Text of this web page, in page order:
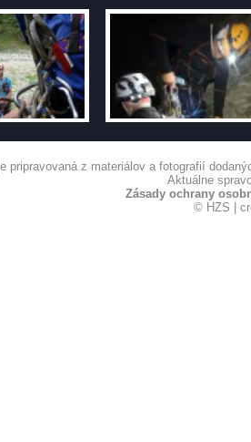
pripravovaná z materiálov a fotografií
Aktuálne
Zásady ochrany
© HZS |